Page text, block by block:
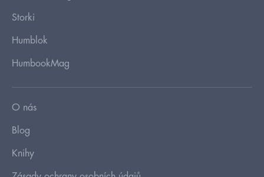
Storki
Humblok
HumbookMag
O nás
Blog
Knihy